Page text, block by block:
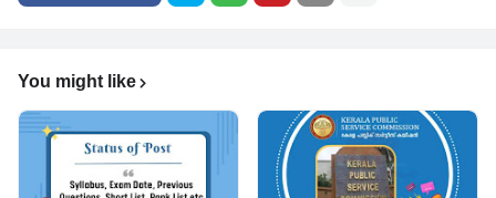
You might like